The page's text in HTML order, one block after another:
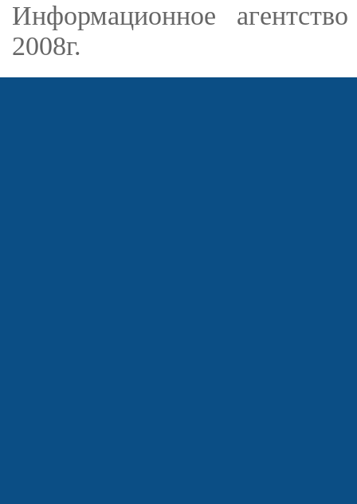
Информационное
2008г.